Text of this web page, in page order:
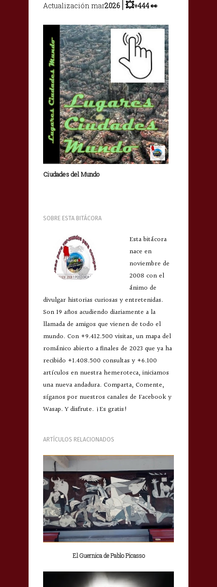
Actualización mar2026 |💥+444 👀
Ciudades del Mundo
SOBRE ESTA BITÁCORA
Esta bitácora
nace en
noviembre de
2008 con el
ánimo de
divulgar historias curiosas y entretenidas.
Son 19 años acudiendo diariamente a la
llamada de amigos que vienen de todo el
mundo. Con +9.412.500 visitas, un mapa del
románico abierto a finales de 2023 que ya ha
recibido +1.408.500 consultas y +6.100
artículos en nuestra hemeroteca, iniciamos
una nueva andadura. Comparta, Comente,
síganos por nuestros canales de Facebook y
Wasap. Y disfrute. ¡Es gratis!
ARTÍCULOS RELACIONADOS
El Guernica de Pablo Picasso